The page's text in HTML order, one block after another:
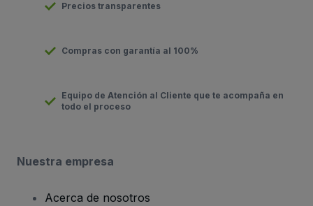
Precios transparentes
Compras con garantía al 100%
Equipo de Atención al Cliente que te acompaña en
todo el proceso
Nuestra empresa
Acerca de nosotros